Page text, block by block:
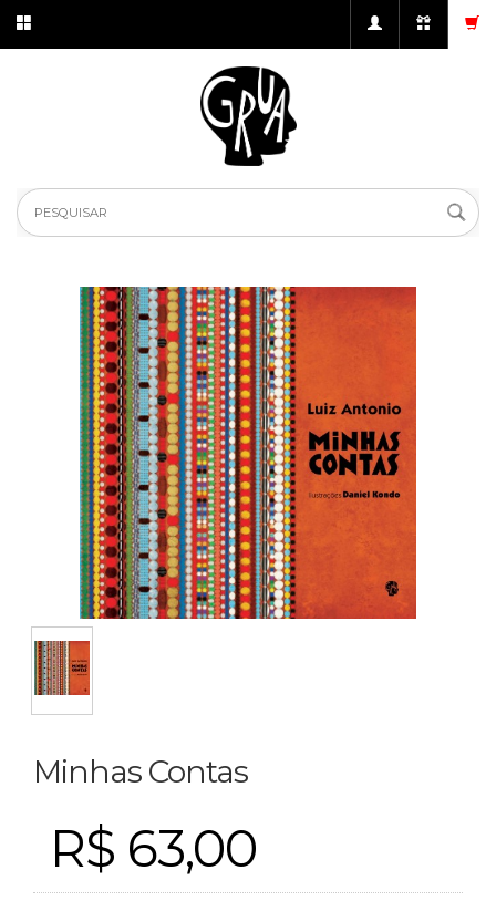
Minhas Contas
R$ 63,00